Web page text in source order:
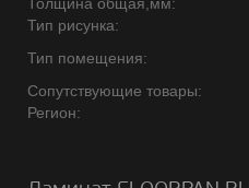
Тип рисунка:
Тип помещения:
Сопутствующие товары:
Регион: